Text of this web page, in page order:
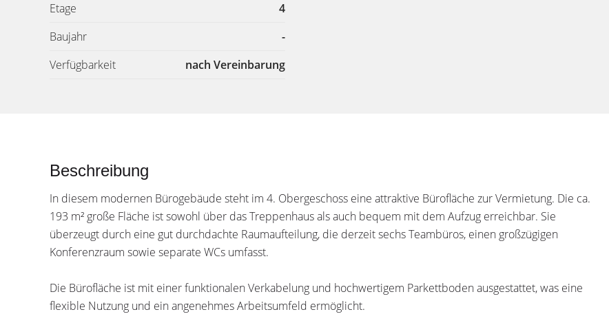
Etage
4
Baujahr
-
Verfügbarkeit
nach Vereinbarung
Beschreibung
In diesem modernen Bürogebäude steht im 4. Obergeschoss eine attraktive Bürofläche zur Vermietung. Die ca.
193 m² große Fläche ist sowohl über das Treppenhaus als auch bequem mit dem Aufzug erreichbar. Sie
überzeugt durch eine gut durchdachte Raumaufteilung, die derzeit sechs Teambüros, einen großzügigen
Konferenzraum sowie separate WCs umfasst.
Die Bürofläche ist mit einer funktionalen Verkabelung und hochwertigem Parkettboden ausgestattet, was eine
flexible Nutzung und ein angenehmes Arbeitsumfeld ermöglicht.